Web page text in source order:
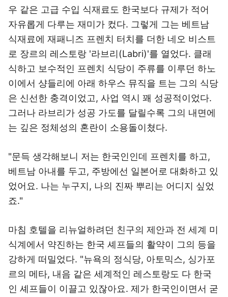
우 같은 고급 수입 식재료도 한국보다 규제가 적어
자유롭게 다루는 재미가 컸다. 그렇게 그는 베트남
식재료에 재패니즈 프렌치 터치를 더한 네오 비스트
로 장르의 레스토랑 '라브리(Labri)'를 열었다. 클래
식하고 보수적인 프렌치 식당이 주류를 이루던 하노
이에서 샹들리에 아래 하우스 뮤직을 트는 그의 식당
은 신선한 충격이었고, 사업 역시 꽤 성공적이었다.
그러나 라브리가 성공 가도를 달릴수록 그의 내면에
는 깊은 정체성의 혼란이 소용돌이쳤다.
"문득 생각해보니 저는 한국인인데 프렌치를 하고,
베트남 아내를 두고, 주방에선 일본어로 대화하고 있
었어요. 나는 누구지, 나의 진짜 뿌리는 어디지 싶었
죠."
마침 호텔을 리뉴얼하려던 친구의 제안과 전 세계 미
식계에서 약진하는 한국 셰프들의 활약이 그의 등을
강하게 떠밀었다. "뉴욕의 정식당, 아토믹스, 싱가포
르의 메타, 내음 같은 세계적인 레스토랑도 다 한국
인 셰프들이 이끌고 있잖아요. 제가 한국인이면서 굳